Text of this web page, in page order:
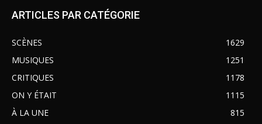
ARTICLES PAR CATÉGORIE
SCÈNES
1629
MUSIQUES
1251
CRITIQUES
1178
ON Y ÉTAIT
1115
À LA UNE
815